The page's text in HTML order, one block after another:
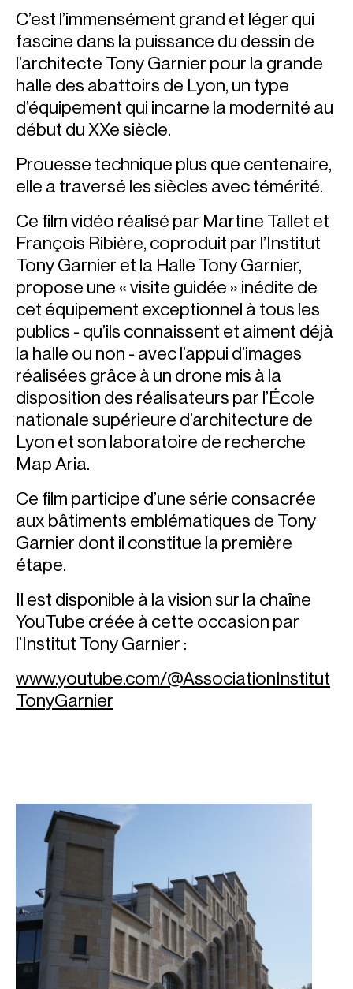
C’est l’immensément grand et léger qui
fascine dans la puissance du dessin de
l’architecte Tony Garnier pour la grande
halle des abattoirs de Lyon, un type
d’équipement qui incarne la modernité au
début du XXe siècle.
Prouesse technique plus que centenaire,
elle a traversé les siècles avec témérité.
Ce film vidéo réalisé par Martine Tallet et
François Ribière, coproduit par l’Institut
Tony Garnier et la Halle Tony Garnier,
propose une « visite guidée » inédite de
cet équipement exceptionnel à tous les
publics - qu’ils connaissent et aiment déjà
la halle ou non - avec l’appui d’images
réalisées grâce à un drone mis à la
disposition des réalisateurs par l’École
nationale supérieure d’architecture de
Lyon et son laboratoire de recherche
Map Aria.
Ce film participe d’une série consacrée
aux bâtiments emblématiques de Tony
Garnier dont il constitue la première
étape.
Il est disponible à la vision sur la chaîne
YouTube créée à cette occasion par
l’Institut Tony Garnier :
www.youtube.com/@AssociationInstitut
TonyGarnier